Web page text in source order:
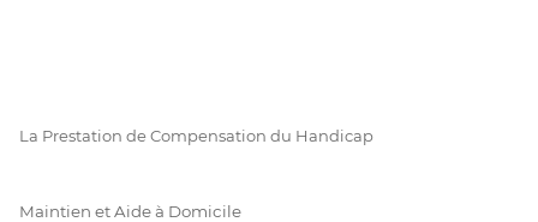
La Prestation de Compensation du Handicap
Maintien et Aide à Domicile